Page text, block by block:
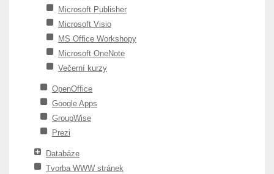
Microsoft Publisher
Microsoft Visio
MS Office Workshopy
Microsoft OneNote
Večerní kurzy
OpenOffice
Google Apps
GroupWise
Prezi
Databáze
Tvorba WWW stránek